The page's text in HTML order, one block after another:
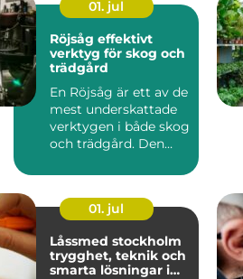
01. jul
Röjsåg effektivt
verktyg för skog och
trädgård
En Röjsåg är ett av de
mest underskattade
verktygen i både skog
och trädgård. Den
01. jul
Låssmed stockholm
trygghet, teknik och
smarta lösningar i